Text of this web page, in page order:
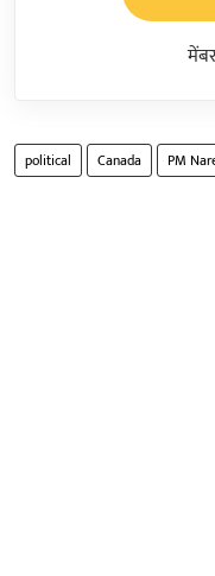
political Canada PM